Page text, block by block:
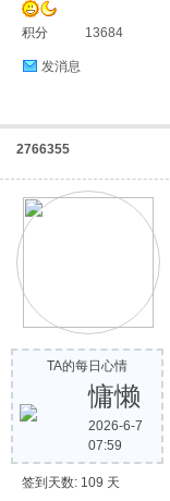
积分 13684
发消息
2766355
TA的每日心情
慵懒
2026-6-7
07:59
签到天数: 109 天